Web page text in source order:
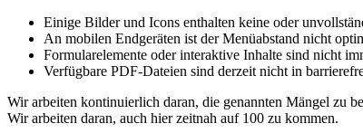
Einige Bilder und Icons enthalten keine oder
An mobilen Endgeräten ist der Menüabstand nicht
Formularelemente oder interaktive Inhalte sind nicht
Verfügbare PDF-Dateien sind derzeit nicht in
Wir arbeiten kontinuierlich daran, die genannten Mängel zu
Wir arbeiten daran, auch hier zeitnah auf 100 zu kommen.